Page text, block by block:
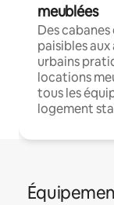
meublées
Des
paisibles
urbains
locations
tous les
logement